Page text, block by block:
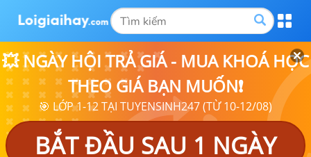
💥 NGÀY HỘI TRẢ GIÁ - MUA KHOÁ HỌC
THEO GIÁ BẠN MUỐN❗
🎯 LỚP 1-12 TẠI TUYENSINH247 (TỪ 10-12/08)
BẮT ĐẦU SAU 1 NGÀY